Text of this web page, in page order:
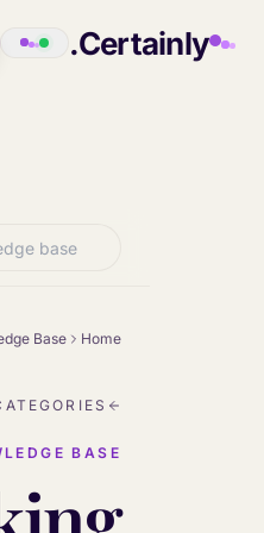
Certainly.
Home
Base
BASE